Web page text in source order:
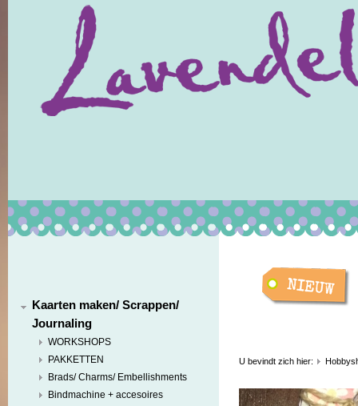
Kaarten maken/ Scrappen/
Journaling
WORKSHOPS
PAKKETTEN
Brads/ Charms/ Embellishments
Bindmachine + accesoires
U bevindt zich hier: